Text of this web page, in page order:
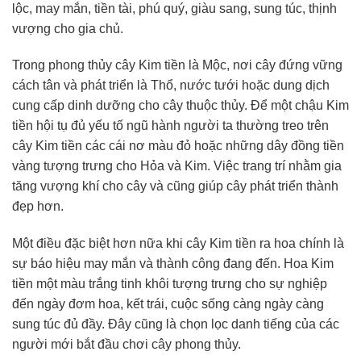
lộc, may mắn, tiền tài, phú quý, giàu sang, sung túc, thịnh
vượng cho gia chủ.
Trong phong thủy cây Kim tiền là Mộc, nơi cây đứng vững
cách tân và phát triển là Thổ, nước tưới hoặc dung dịch
cung cấp dinh dưỡng cho cây thuộc thủy. Để một chậu Kim
tiền hội tụ đủ yếu tố ngũ hành người ta thường treo trên
cây Kim tiền các cái nơ màu đỏ hoặc những dây đồng tiền
vàng tượng trưng cho Hỏa và Kim. Việc trang trí nhằm gia
tăng vượng khí cho cây và cũng giúp cây phát triển thành
đẹp hơn.
Một điều đặc biệt hơn nữa khi cây Kim tiền ra hoa chính là
sự báo hiệu may mắn và thành công đang đến. Hoa Kim
tiền một màu trắng tinh khôi tượng trưng cho sự nghiệp
đến ngày đơm hoa, kết trái, cuộc sống càng ngày càng
sung túc đủ đầy. Đây cũng là chọn lọc danh tiếng của các
người mới bắt đầu chơi cây phong thủy.